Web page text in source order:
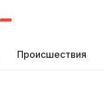
Происшествия